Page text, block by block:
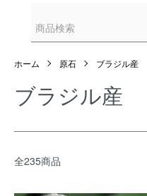
ホーム 原石 ブラジル産
ブラジル産
全235商品